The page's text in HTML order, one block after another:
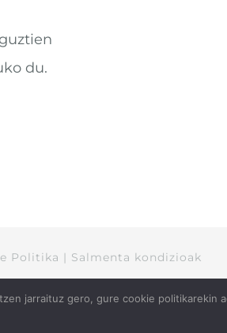
du.
Politika | Salmenta kondizioak
jarraituz gero, gure cookie politikarekin